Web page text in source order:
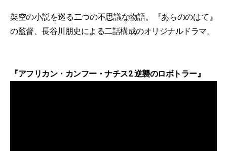
架空の小説を巡る二つの不思議な物語。『あらののはて』
の監督、長谷川朋史による二話構成のオリジナルドラマ。
『アフリカン・カンフー・ナチス2 逆襲のロボトラー』